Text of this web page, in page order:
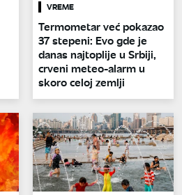
VREME
Termometar već pokazao
37 stepeni: Evo gde je
danas najtoplije u Srbiji,
crveni meteo-alarm u
skoro celoj zemlji